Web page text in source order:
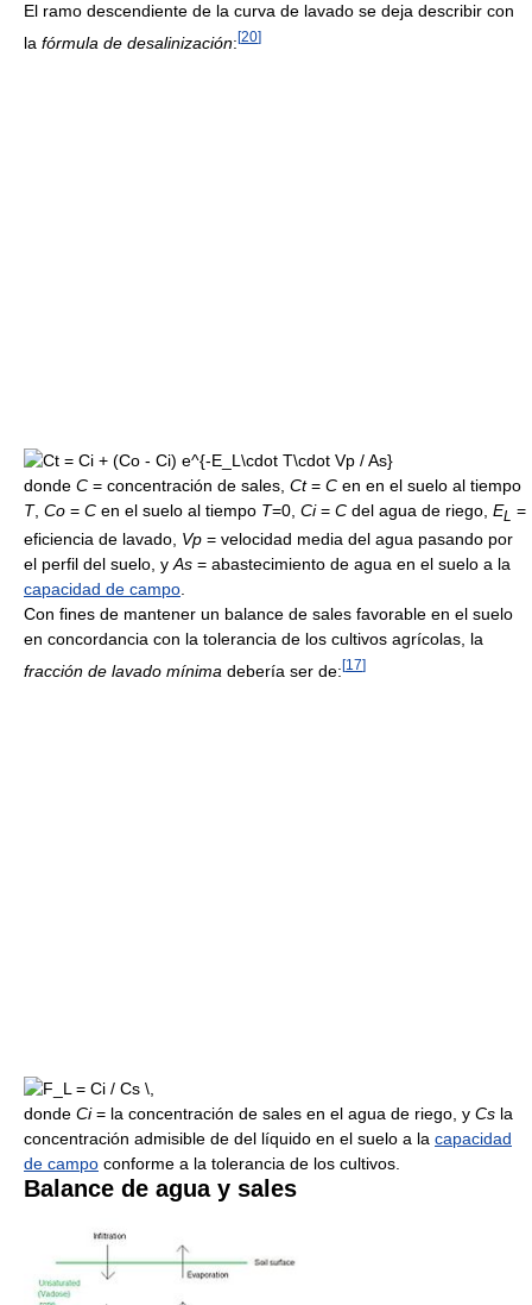
El ramo descendiente de la curva de lavado se deja describir con
la fórmula de desalinización:[20]
donde C = concentración de sales, Ct= C en en el suelo al tiempo
T, Co = C en el suelo al tiempo T=0, Ci= C del agua de riego, EL
=
eficiencia de lavado, Vp = velocidad media del agua pasando por
el perfil del suelo, yAs = abastecimiento de agua en el suelo a la
capacidad de campo.
Con fines de mantener un balance de sales favorable en el suelo
en concordancia con la tolerancia de los cultivos agrícolas, la
fracción de lavado mínima debería ser de: [17]
donde Ci= la concentración de sales en el agua de riego, y Cs la
concentración admisible de del líquido en el suelo a la capacidad
de campo conforme a la tolerancia de los cultivos.
Balance de agua y sales